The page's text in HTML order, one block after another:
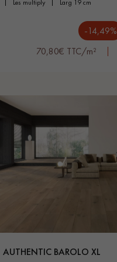
les multiply larg 19 cm
-14,49%
70,80€ TTC/m²
AUTHENTIC BAROLO XL